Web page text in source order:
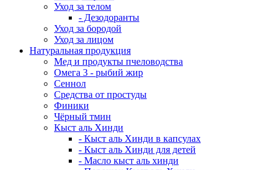
Уход за телом
- Дезодоранты
Уход за бородой
Уход за лицом
Натуральная продукция
Мед и продукты пчеловодства
Омега 3 - рыбий жир
Сеннол
Средства от простуды
Финики
Чёрный тмин
Кыст аль Хинди
- Кыст аль Хинди в капсулах
- Кыст аль Хинди для детей
- Масло кыст аль хинди